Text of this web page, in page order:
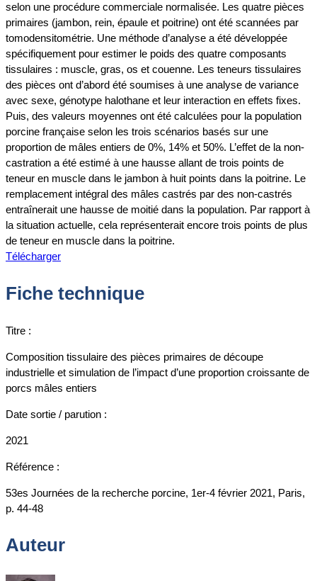
selon une procédure commerciale normalisée. Les quatre pièces
primaires (jambon, rein, épaule et poitrine) ont été scannées par
tomodensitométrie. Une méthode d’analyse a été développée
spécifiquement pour estimer le poids des quatre composants
tissulaires : muscle, gras, os et couenne. Les teneurs tissulaires
des pièces ont d’abord été soumises à une analyse de variance
avec sexe, génotype halothane et leur interaction en effets fixes.
Puis, des valeurs moyennes ont été calculées pour la population
porcine française selon les trois scénarios basés sur une
proportion de mâles entiers de 0%, 14% et 50%. L’effet de la non-
castration a été estimé à une hausse allant de trois points de
teneur en muscle dans le jambon à huit points dans la poitrine. Le
remplacement intégral des mâles castrés par des non-castrés
entraînerait une hausse de moitié dans la population. Par rapport à
la situation actuelle, cela représenterait encore trois points de plus
de teneur en muscle dans la poitrine.
Télécharger
Fiche technique
Titre :
Composition tissulaire des pièces primaires de découpe
industrielle et simulation de l’impact d’une proportion croissante de
porcs mâles entiers
Date sortie / parution :
2021
Référence :
53es Journées de la recherche porcine, 1er-4 février 2021, Paris,
p. 44-48
Auteur